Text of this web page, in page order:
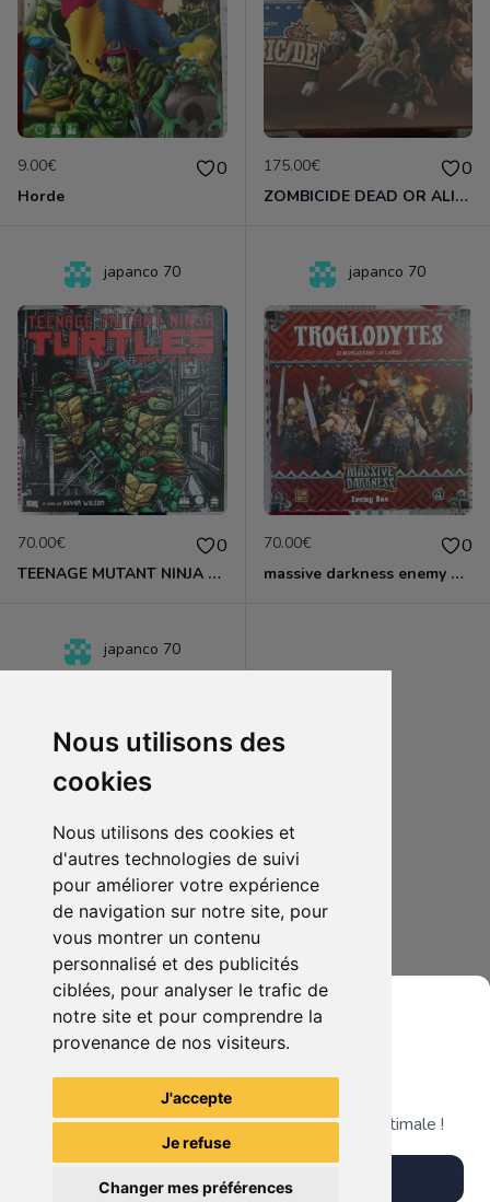
Nous utilisons des
cookies
Nous utilisons des cookies et
d'autres technologies de suivi
pour améliorer votre expérience
de navigation sur notre site, pour
vous montrer un contenu
personnalisé et des publicités
ciblées, pour analyser le trafic de
notre site et pour comprendre la
provenance de nos visiteurs.
J'accepte
Je refuse
Changer mes préférences
9.00€ 0
Horde
175.00€ 0
ZOMBICIDE DEAD OR ALIVE lot d'extensions exclusifs
japanco 70
70.00€ 0
TEENAGE MUTANT NINJA TURTLES A SHADOWS OF THE PAST
japanco 70
70.00€ 0
massive darkness enemy box troglodytes
japanco 70
70.00€ 0
Goemon : Shin Sedai Shumei ! jeu PS1 vers. japonaise
Voir tous les articles du vendeur
Grenier du Geek
Télécharge notre app pour une expérience optimale !
Télécharger l'app